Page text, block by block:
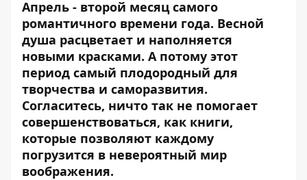
Апрель - второй месяц самого
романтичного времени года. Весной
душа расцветает и наполняется
новыми красками. А потому этот
период самый плодородный для
творчества и саморазвития.
Согласитесь, ничто так не помогает
совершенствоваться, как книги,
которые позволяют каждому
погрузится в невероятный мир
воображения.